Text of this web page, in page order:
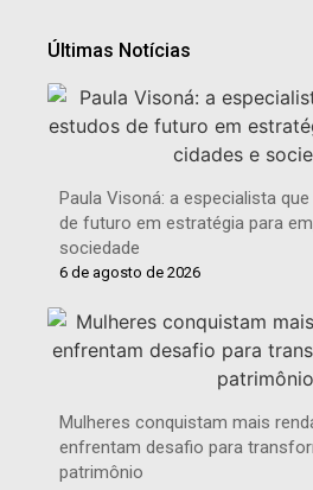
Últimas Notícias
Paula Visoná: a especialista
de futuro em estratégia para
sociedade
6 de agosto de 2026
Mulheres conquistam mais
enfrentam desafio para
patrimônio